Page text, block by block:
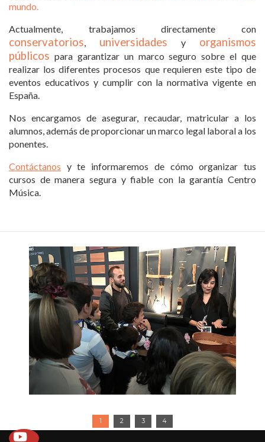
mundo.
Actualmente, trabajamos directamente con
conservatorios, universidades y organismos
públicos para garantizar un marco seguro sobre el que
realizar los diferentes procesos que requieren este tipo de
eventos educativos y cumplir con la normativa vigente en
España.
Nos encargamos de asegurar, recaudar, matricular a los
alumnos, además de proporcionar un marco legal laboral a los
ponentes.
Contáctanos y te informaremos de cómo organizar tus
cursos de manera segura y fiable con la garantía Centro
Música.
1 2 3 4